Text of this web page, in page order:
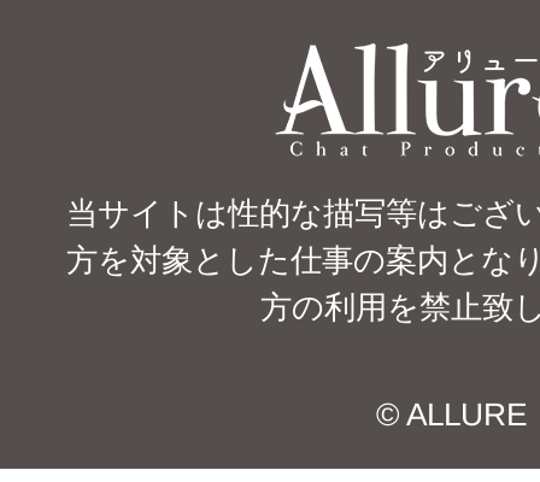
当サイトは性的な描写等はござ
方を対象とした仕事の案内とな
方の利用を禁止致
© ALLURE